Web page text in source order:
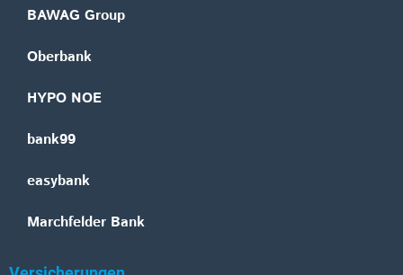
BAWAG Group
Oberbank
HYPO NOE
bank99
easybank
Marchfelder Bank